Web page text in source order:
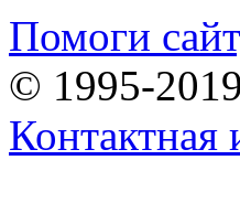
Помоги
© 1995-